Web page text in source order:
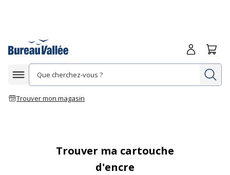
Afficher la navigation
Trouver mon magasin
Me
Trouver ma cartouche
d'encre